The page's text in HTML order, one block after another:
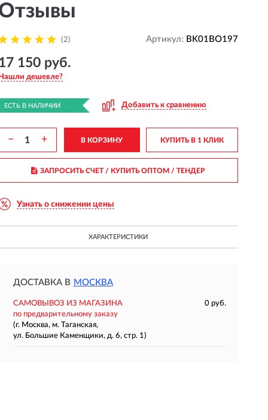
(2) Артикул: BK01BO197
150 руб.
Нашли дешевле?
ЕСТЬ В НАЛИЧИИ Добавить к сравнению
− + В КОРЗИНУ КУПИТЬ В 1 КЛИК
ЗАПРОСИТЬ СЧЕТ / КУПИТЬ ОПТОМ/ ТЕНДЕР
Узнать о снижении цены
ХАРАКТЕРИСТИКИ
ДОСТАВКА В МОСКВА
САМОВЫВОЗ ИЗ МАГАЗИНА
0 руб.
по предварительному заказу
(г. Москва, м. Таганская,
ул. Большие Каменщики, д. 6, стр. 1)